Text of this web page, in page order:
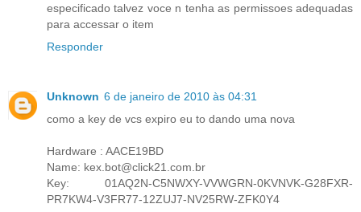
especificado talvez voce n tenha as permissoes adequadas
para accessar o item
Responder
Unknown 6 de janeiro de 2010 às 04:31
como a key de vcs expiro eu to dando uma nova
Hardware : AACE19BD
Name: kex.bot@click21.com.br
Key: 01AQ2N-C5NWXY-VVWGRN-0KVNVK-G28FXR-
PR7KW4-V3FR77-12ZUJ7-NV25RW-ZFK0Y4